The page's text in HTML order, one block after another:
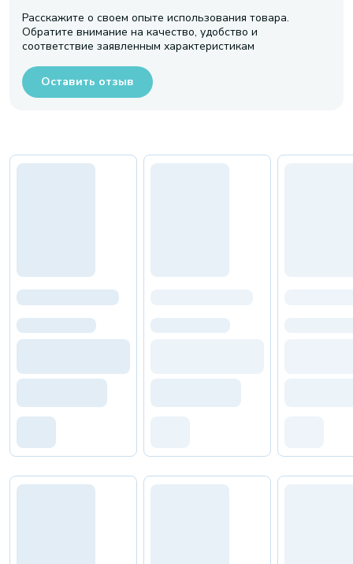
Расскажите о своем опыте использования товара.
Обратите внимание на качество, удобство и
соответствие заявленным характеристикам
Оставить отзыв